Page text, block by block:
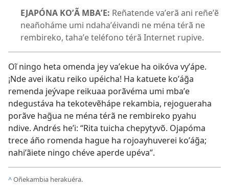
EJAPÓNA KOʼÃ MBAʼE: Reñatende vaʼerã ani reñeʼẽ
neañoháme umi ndahaʼéivandi ne ména térã ne
rembireko, tahaʼe teléfono térã Internet rupive.
Oĩ ningo heta omenda jey vaʼekue ha oikóva vyʼápe.
¡Nde avei ikatu reiko upéicha! Ha katuete koʼág̃a
remenda jeývape reikuaa porãvéma umi mbaʼe
ndegustáva ha tekotevẽhápe rekambia, rejogueraha
porãve hag̃ua ne ména térã ne rembireko pyahu
ndive. Andrés heʼi: “Rita tuicha chepytyvõ. Ojapóma
trece áño romenda hague ha rojoayhuverei koʼág̃a;
nahiʼãiete ningo chéve aperde upéva”.
^Oñekambia herakuéra.